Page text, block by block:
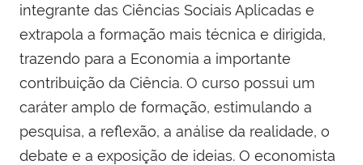
integrante das Ciências Sociais Aplicadas e
extrapola a formação mais técnica e dirigida,
trazendo para a Economia a importante
contribuição da Ciência. O curso possui um
caráter amplo de formação, estimulando a
pesquisa, a reflexão, a análise da realidade, o
debate e a exposição de ideias. O economista